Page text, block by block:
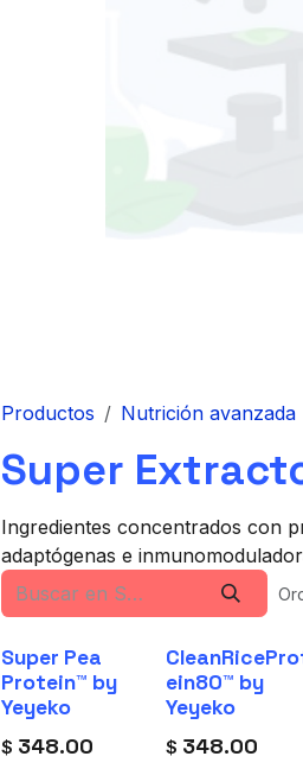
Productos Nutrición avanzada
Super
Ingredientes concentrados con
adaptógenas e
Super Pea
Protein™ by
Yeyeko
$ 348.00
ein80™ by
Yeyeko
$ 348.00